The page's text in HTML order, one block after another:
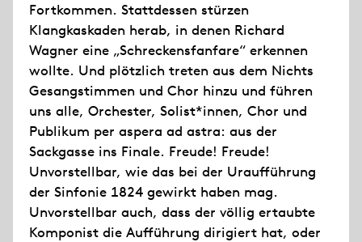
Fortkommen. Stattdessen stürzen
Klangkaskaden herab, in denen Richard
Wagner eine „Schreckensfanfare“ erkennen
wollte. Und plötzlich treten aus dem Nichts
Gesangstimmen und Chor hinzu und führen
uns alle, Orchester, Solist*innen, Chor und
Publikum per aspera ad astra: aus der
Sackgasse ins Finale. Freude! Freude!
Unvorstellbar, wie das bei der Uraufführung
der Sinfonie 1824 gewirkt haben mag.
Unvorstellbar auch, dass der völlig ertaubte
Komponist die Aufführung dirigiert hat, oder